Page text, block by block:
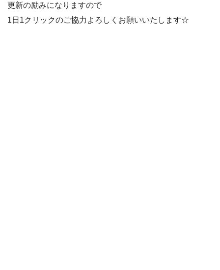
更新の励みになりますので
1日1クリックのご協力よろしくお願いいたします☆